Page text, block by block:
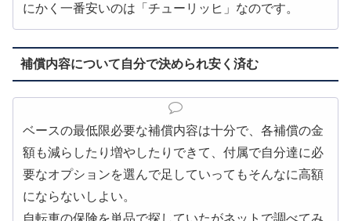
にかく一番安いのは「チューリッヒ」なのです。
補償内容について自分で決められ安く済む
ベースの最低限必要な補償内容は十分で、各補償の金
額も減らしたり増やしたりできて、付属で自分達に必
要なオプションを選んで足していってもそんなに高額
にならないしよい。
自転車の保険を単品で探していたがネットで調べてみ